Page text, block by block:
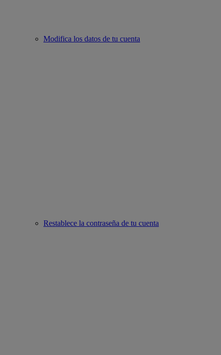
Modifica los datos de tu cuenta
Restablece la contraseña de tu cuenta